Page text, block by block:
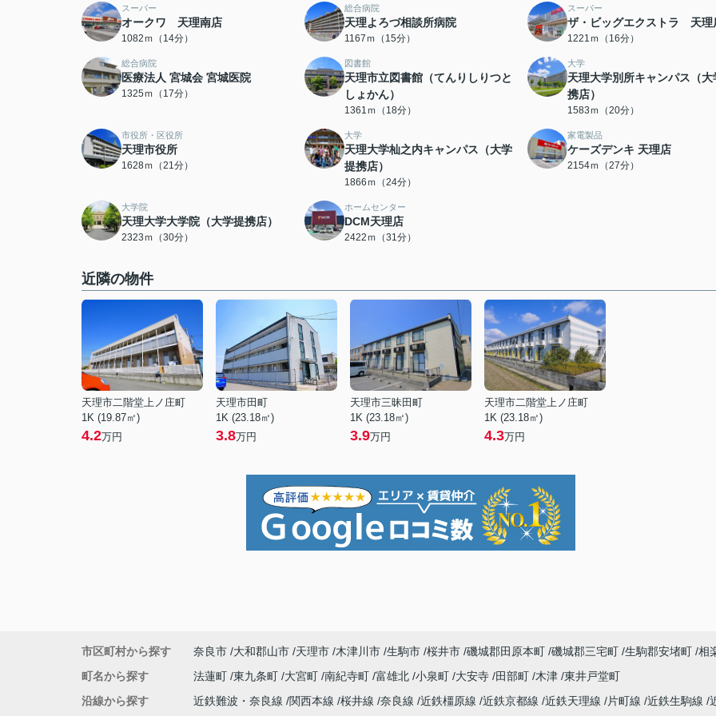
スーパー
オークワ 天理南店
1082ｍ（14分）
総合病院
天理よろづ相談所病院
1167ｍ（15分）
スーパー
ザ・ビッグエクストラ 天理
1221ｍ（16分）
総合病院
医療法人 宮城会 宮城医院
1325ｍ（17分）
図書館
天理市立図書館（てんりしりつと
しょかん）
1361ｍ（18分）
大学
天理大学別所キャンパス（大
携店）
1583ｍ（20分）
市役所・区役所
天理市役所
1628ｍ（21分）
大学
天理大学杣之内キャンパス（大学
提携店）
1866ｍ（24分）
家電製品
ケーズデンキ 天理店
2154ｍ（27分）
大学院
天理大学大学院（大学提携店）
2323ｍ（30分）
ホームセンター
DCM天理店
2422ｍ（31分）
近隣の物件
天理市二階堂上ノ庄町
1K (19.87㎡)
4.2万円
天理市田町
1K (23.18㎡)
3.8万円
天理市三昧田町
1K (23.18㎡)
3.9万円
天理市二階堂上ノ庄町
1K (23.18㎡)
4.3万円
市区町村から探す 奈良市 大和郡山市 天理市 木津川市 生駒市 桜井市 磯城郡田原本町 磯城郡三宅町 生駒郡安堵町 相
町名から探す
法蓮町 東九条町 大宮町 南紀寺町 富雄北 小泉町 大安寺 田部町 木津 東井戸堂町
沿線から探す
近鉄難波・奈良線 関西本線 桜井線 奈良線 近鉄橿原線 近鉄京都線 近鉄天理線 片町線 近鉄生駒線